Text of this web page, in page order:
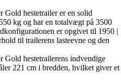
hestetrailer er en solid
kg og har en totalvægt på 3500
er opgivet til 1950 |
til trailerens lasteevne og den
hestetrailerens indvendige
221 cm i bredden, hvilket giver et